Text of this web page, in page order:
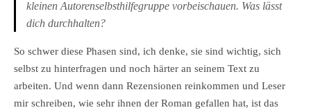
kleinen Autorenselbsthilfegruppe vorbeischauen. Was lässt
dich durchhalten?
So schwer diese Phasen sind, ich denke, sie sind wichtig, sich
selbst zu hinterfragen und noch härter an seinem Text zu
arbeiten. Und wenn dann Rezensionen reinkommen und Leser
mir schreiben, wie sehr ihnen der Roman gefallen hat, ist das